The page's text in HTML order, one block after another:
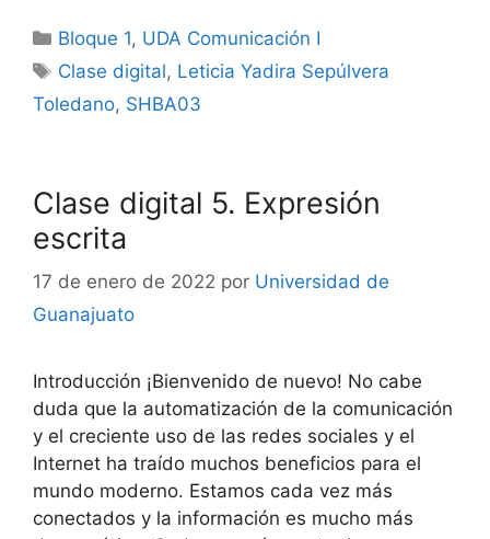
Categorías
Bloque 1, UDA Comunicación I
Etiquetas
Clase digital, Leticia Yadira Sepúlvera
Toledano, SHBA03
Clase digital 5. Expresión
escrita
17 de enero de 2022 por Universidad de
Guanajuato
Introducción ¡Bienvenido de nuevo! No cabe
duda que la automatización de la comunicación
y el creciente uso de las redes sociales y el
Internet ha traído muchos beneficios para el
mundo moderno. Estamos cada vez más
conectados y la información es mucho más